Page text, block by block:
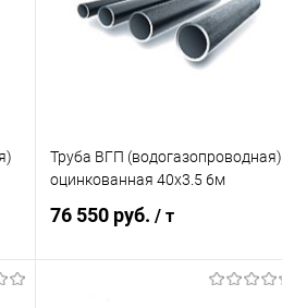
В избранное Под заказ
Труба ВГП (водогазопроводная)
оцинкованная 40х3.5 6м
76 550 руб. / т